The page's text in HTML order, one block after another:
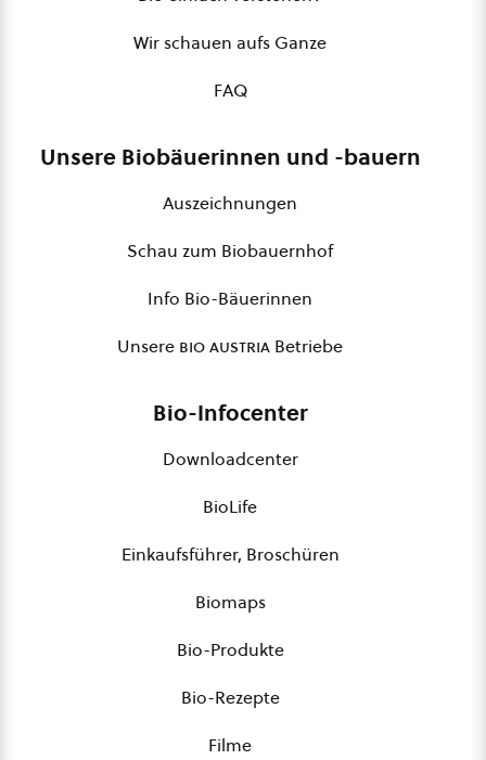
Wir schauen aufs Ganze
FAQ
Unsere Biobäuerinnen und -bauern
Auszeichnungen
Schau zum Biobauernhof
Info Bio-Bäuerinnen
Unsere bio austria Betriebe
Bio-Infocenter
Downloadcenter
BioLife
Einkaufsführer, Broschüren
Biomaps
Bio-Produkte
Bio-Rezepte
Filme